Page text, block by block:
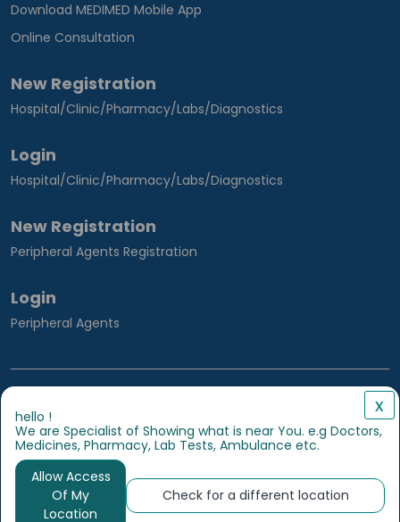
x
hello !
We are Specialist of Showing what is near You. e.g Doctors,
Medicines, Pharmacy, Lab Tests, Ambulance etc.
Allow Access
Of My
Location
Check for a different location
Download MEDIMED Mobile App
Online Consultation
New Registration
Hospital/Clinic/Pharmacy/Labs/Diagnostics
Login
Hospital/Clinic/Pharmacy/Labs/Diagnostics
New Registration
Peripheral Agents Registration
Login
Peripheral Agents
Developed ByMEDIMED
About Contact Us
Privacy Policy
Peripheral Agent Aggrement
Vendor Aggrement